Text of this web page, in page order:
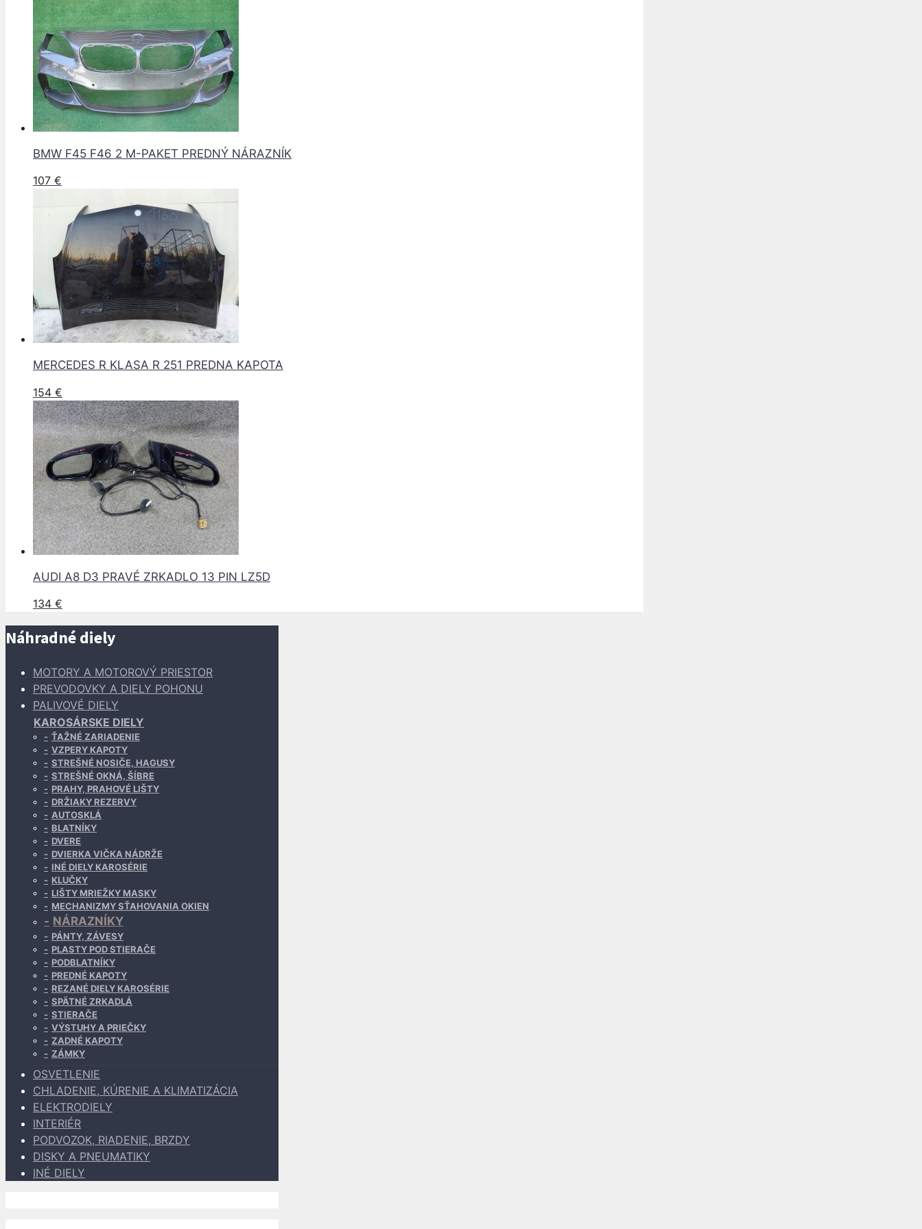
BMW F45 F46 2 M-PAKET PREDNÝ NÁRAZNÍK
107 €
MERCEDES R KLASA R 251 PREDNA KAPOTA
154 €
AUDI A8 D3 PRAVÉ ZRKADLO 13 PIN LZ5D
134 €
Náhradné diely
MOTORY A MOTOROVÝ PRIESTOR
PREVODOVKY A DIELY POHONU
PALIVOVÉ DIELY
KAROSÁRSKE DIELY
ŤAŽNÉ ZARIADENIE
VZPERY KAPOTY
STREŠNÉ NOSIČE, HAGUSY
STREŠNÉ OKNÁ, ŠÍBRE
PRAHY, PRAHOVÉ LIŠTY
DRŽIAKY REZERVY
AUTOSKLÁ
BLATNÍKY
DVERE
DVIERKA VIČKA NÁDRŽE
INÉ DIELY KAROSÉRIE
KLUČKY
LIŠTY MRIEŽKY MASKY
MECHANIZMY SŤAHOVANIA OKIEN
NÁRAZNÍKY
PÁNTY, ZÁVESY
PLASTY POD STIERAČE
PODBLATNÍKY
PREDNÉ KAPOTY
REZANÉ DIELY KAROSÉRIE
SPÄTNÉ ZRKADLÁ
STIERAČE
VÝSTUHY A PRIEČKY
ZADNÉ KAPOTY
ZÁMKY
OSVETLENIE
CHLADENIE, KÚRENIE A KLIMATIZÁCIA
ELEKTRODIELY
INTERIÉR
PODVOZOK, RIADENIE, BRZDY
DISKY A PNEUMATIKY
INÉ DIELY